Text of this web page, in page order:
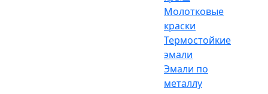
Молотковые
краски
Термостойкие
эмали
Эмали по
металлу